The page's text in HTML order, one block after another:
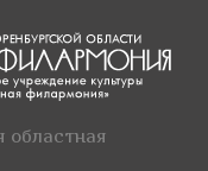
областная